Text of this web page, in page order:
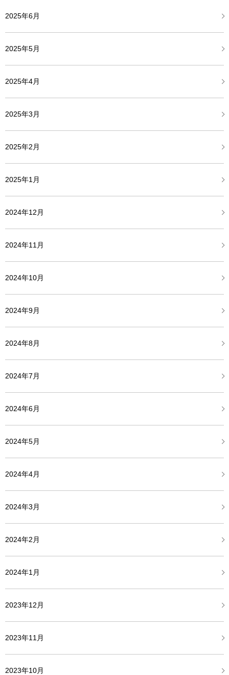
2025年6月
2025年5月
2025年4月
2025年3月
2025年2月
2025年1月
2024年12月
2024年11月
2024年10月
2024年9月
2024年8月
2024年7月
2024年6月
2024年5月
2024年4月
2024年3月
2024年2月
2024年1月
2023年12月
2023年11月
2023年10月